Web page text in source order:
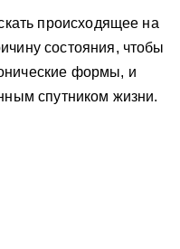
происходящее на
состояния, чтобы
формы, и
спутником жизни.